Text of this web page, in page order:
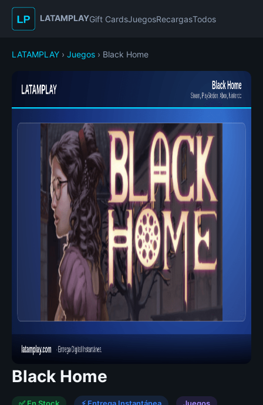
LATAMPLAYGift CardsJuegosRecargasTodos
LATAMPLAY › Juegos › Black Home
Black Home